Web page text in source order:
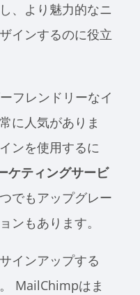
、より魅力的なニ
インするのに役立
フレンドリーなイ
に人気がありま
ンを使用するに
ティングサービ
でもアップグレー
ンもあります。
インアップする
MailChimpはま